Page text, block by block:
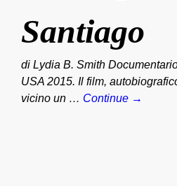
Santiago
di Lydia B. Smith
USA 2015. Il film,
vicino un … Continue →